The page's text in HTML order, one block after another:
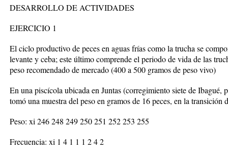
DESARROLLO DE ACTIVIDADES
EJERCICIO 1
El ciclo productivo de peces en aguas frías como la trucha se
levante y ceba; este último comprende el periodo de vida de las
peso recomendado de mercado (400 a 500 gramos de peso vivo)
En una piscícola ubicada en Juntas (corregimiento siete de Ibagué,
tomó una muestra del peso en gramos de 16 peces, en la transición
Peso: xi 246 248 249 250 251 252 253 255
Frecuencia: xi 1 4 1 1 1 2 4 2